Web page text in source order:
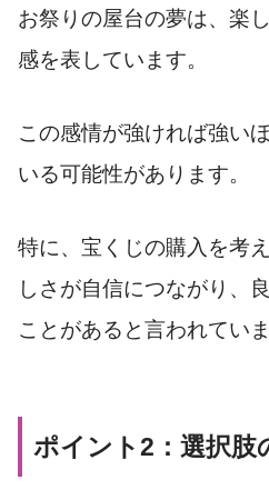
お祭りの屋台の夢は、楽
感を表しています。
この感情が強ければ強い
いる可能性があります。
特に、宝くじの購入を考
しさが自信につながり、
ことがあると言われていま
ポイント2：選択肢